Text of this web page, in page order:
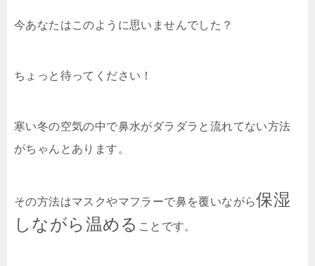
今あなたはこのように思いませんでした？
ちょっと待ってください！
寒い冬の空気の中で鼻水がダラダラと流れてない方法
がちゃんとあります。
その方法はマスクやマフラーで鼻を覆いながら保湿
しながら温める ことです。